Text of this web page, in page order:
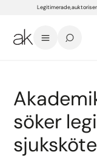
Legitimerade,
söker